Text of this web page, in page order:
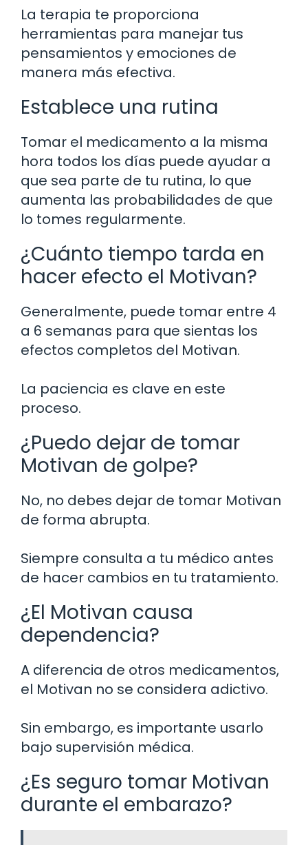
La terapia te proporciona
herramientas para manejar tus
pensamientos y emociones de
manera más efectiva.
Establece una rutina
Tomar el medicamento a la misma
hora todos los días puede ayudar a
que sea parte de tu rutina, lo que
aumenta las probabilidades de que
lo tomes regularmente.
¿Cuánto tiempo tarda en
hacer efecto el Motivan?
Generalmente, puede tomar entre 4
a 6 semanas para que sientas los
efectos completos del Motivan.
La paciencia es clave en este
proceso.
¿Puedo dejar de tomar
Motivan de golpe?
No, no debes dejar de tomar Motivan
de forma abrupta.
Siempre consulta a tu médico antes
de hacer cambios en tu tratamiento.
¿El Motivan causa
dependencia?
A diferencia de otros medicamentos,
el Motivan no se considera adictivo.
Sin embargo, es importante usarlo
bajo supervisión médica.
¿Es seguro tomar Motivan
durante el embarazo?